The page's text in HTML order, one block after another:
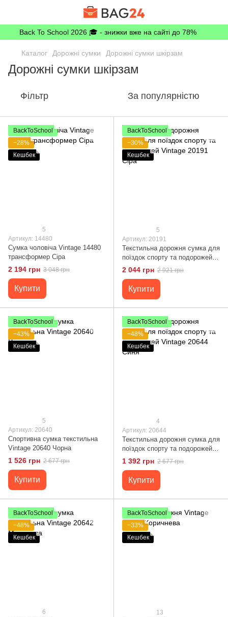
Back To School 2026 🎓 - знижки вже на сайті до 78%
Каталог Дорожні сумки Дорожні сумки шкірзам
Дорожні сумки шкірзам
Фільтр За популярністю
BackToSchool
−28%
Кешбек
5
Артикул: 14480
Сумка чоловіча Vintage 14480
трансформер Сіра
2 194 грн 3 048 грн
Купити
BackToSchool
−30%
Кешбек
5
Артикул: 20191
Текстильна дорожня сумка для
поїздок спорту та подорожей
Vintage 20191 Сіра
2 044 грн 2 921 грн
Купити
BackToSchool
−43%
Кешбек
5
Артикул: 20640
Спортивна сумка текстильна
Vintage 20640 Чорна
1 526 грн 2 677 грн
Купити
BackToSchool
−48%
Кешбек
4
Артикул: 20644
Текстильна дорожня сумка для
поїздок спорту та подорожей
Vintage 20644 Синя
1 392 грн 2 677 грн
Купити
BackToSchool
−48%
Кешбек
6
BackToSchool
−33%
Кешбек
13